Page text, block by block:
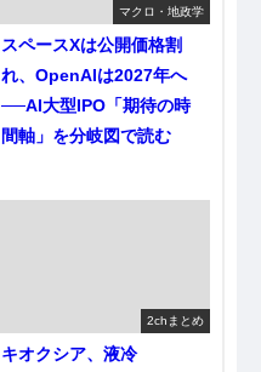
マクロ・地政学
スペースXは公開価格割
れ、OpenAIは2027年へ
──AI大型IPO「期待の時
間軸」を分岐図で読む
2chまとめ
キオクシア、液冷